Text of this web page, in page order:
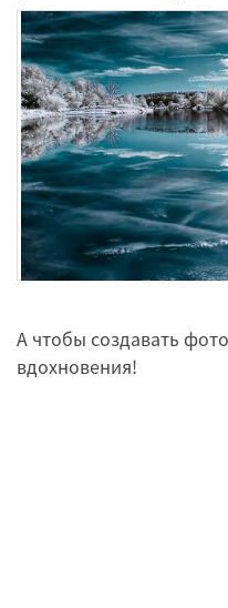
А чтобы создавать
вдохновения!